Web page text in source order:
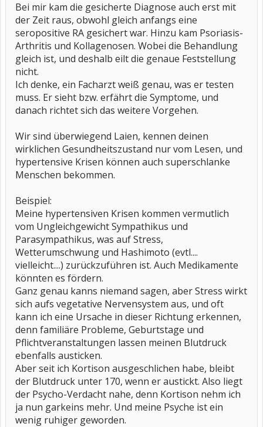
Bei mir kam die gesicherte Diagnose auch erst mit
der Zeit raus, obwohl gleich anfangs eine
seropositive RA gesichert war. Hinzu kam Psoriasis-
Arthritis und Kollagenosen. Wobei die Behandlung
gleich ist, und deshalb eilt die genaue Feststellung
nicht.
Ich denke, ein Facharzt weiß genau, was er testen
muss. Er sieht bzw. erfährt die Symptome, und
danach richtet sich das weitere Vorgehen.
Wir sind überwiegend Laien, kennen deinen
wirklichen Gesundheitszustand nur vom Lesen, und
hypertensive Krisen können auch superschlanke
Menschen bekommen.
Beispiel:
Meine hypertensiven Krisen kommen vermutlich
vom Ungleichgewicht Sympathikus und
Parasympathikus, was auf Stress,
Wetterumschwung und Hashimoto (evtl....
vielleicht....) zurückzuführen ist. Auch Medikamente
könnten es fördern.
Ganz genau kanns niemand sagen, aber Stress wirkt
sich aufs vegetative Nervensystem aus, und oft
kann ich eine Ursache in dieser Richtung erkennen,
denn familiäre Probleme, Geburtstage und
Pflichtveranstaltungen lassen meinen Blutdruck
ebenfalls austicken.
Aber seit ich Kortison ausgeschlichen habe, bleibt
der Blutdruck unter 170, wenn er austickt. Also liegt
der Psycho-Verdacht nahe, denn Kortison nehm ich
ja nun garkeins mehr. Und meine Psyche ist ein
wenig ruhiger geworden.